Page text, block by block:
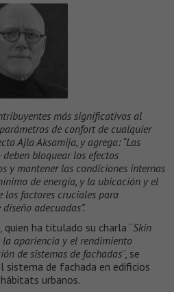
más significativos al
de confort de cualquier
Ajla Aksamija, y agrega: “Las
bloquear los efectos
y mantener las condiciones internas
de energía, y la ubicación y el
los factores cruciales para
adecuadas”.
ha titulado su charla “Skin
apariencia y el rendimiento
de sistemas de fachadas”, se
sistema de fachada en edificios
urbanos.